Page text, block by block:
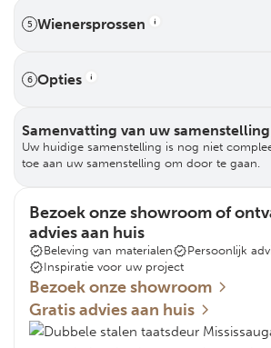
5 Wienersprossen
6 Opties
Samenvatting van uw samenstelling
Uw huidige samenstelling is nog niet
toe aan uw samenstelling om door te gaan.
Bezoek onze showroom of
advies aan huis
Beleving van materialen
Persoonlijk
Inspiratie voor uw project
Bezoek onze showroom
Gratis advies aan huis